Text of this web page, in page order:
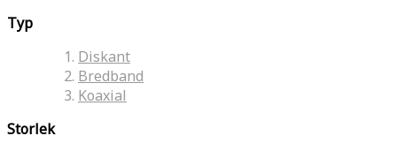
Typ
Diskant
Bredband
Koaxial
Storlek